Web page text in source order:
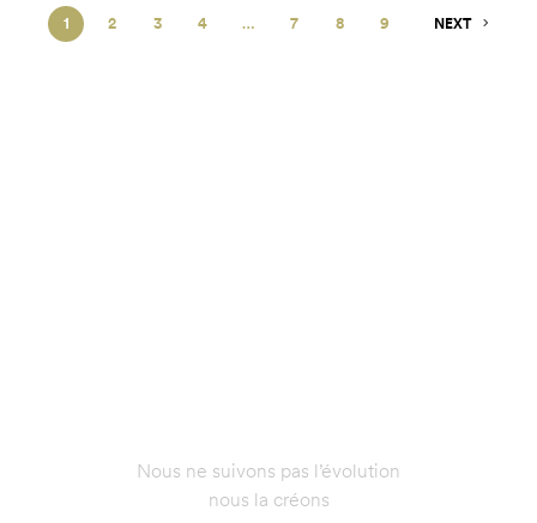
1 2 3 4 … 7 8 9 NEXT
Nous ne suivons pas l’évolution
nous la créons